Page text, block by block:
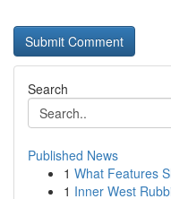
Search
Published News
1 What Features
1 Inner West